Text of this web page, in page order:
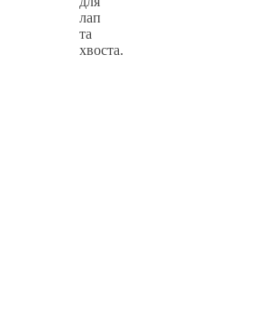
лап
та
хвоста.